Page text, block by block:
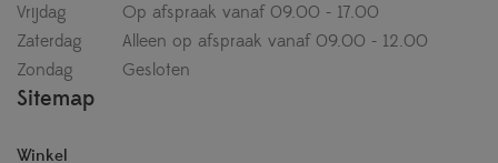
Vrijdag
Op afspraak vanaf 09.00 - 17.00
Zaterdag
Alleen op afspraak vanaf 09.00 - 12.00
Zondag
Gesloten
Sitemap
Winkel